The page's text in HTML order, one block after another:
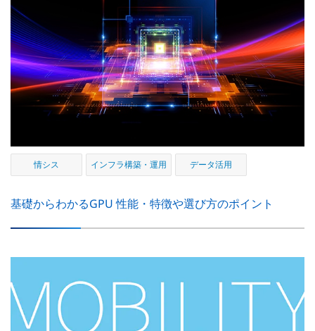
情シス インフラ構築・運用 データ活用
基礎からわかるGPU 性能・特徴や選び方のポイント